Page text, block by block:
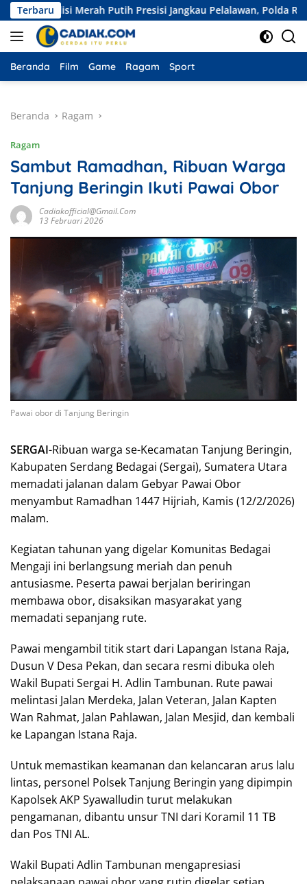
Langsung
ke
konten
Terbaru
Merah Putih Presisi Jangkau Pelalawan, Polda Riau Bawa
Beranda Film Game Ragam Sport
Beranda Ragam
Ragam
Sambut Ramadhan, Ribuan Warga
Tanjung Beringin Ikuti Pawai Obor
Cadiakofficial@gmail.com
13 Februari 2026
Pawai obor di Tanjung Beringin
SERGAI-Ribuan warga se-Kecamatan Tanjung Beringin,
Kabupaten Serdang Bedagai (Sergai), Sumatera Utara
memadati jalanan dalam Gebyar Pawai Obor
menyambut Ramadhan 1447 Hijriah, Kamis (12/2/2026)
malam.
Kegiatan tahunan yang digelar Komunitas Bedagai
Mengaji ini berlangsung meriah dan penuh
antusiasme. Peserta pawai berjalan beriringan
membawa obor, disaksikan masyarakat yang
memadati sepanjang rute.
Pawai mengambil titik start dari Lapangan Istana Raja,
Dusun V Desa Pekan, dan secara resmi dibuka oleh
Wakil Bupati Sergai H. Adlin Tambunan. Rute pawai
melintasi Jalan Merdeka, Jalan Veteran, Jalan Kapten
Wan Rahmat, Jalan Pahlawan, Jalan Mesjid, dan kembali
ke Lapangan Istana Raja.
Untuk memastikan keamanan dan kelancaran arus lalu
lintas, personel Polsek Tanjung Beringin yang dipimpin
Kapolsek AKP Syawalludin turut melakukan
pengamanan, dibantu unsur TNI dari Koramil 11 TB
dan Pos TNI AL.
Wakil Bupati Adlin Tambunan mengapresiasi